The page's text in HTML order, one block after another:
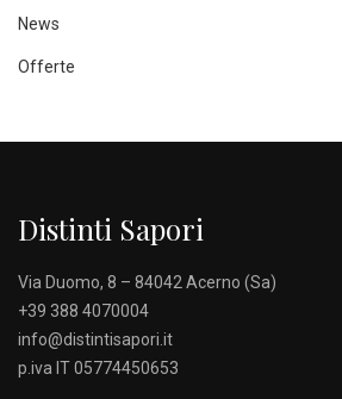
News
Offerte
Distinti Sapori
Via Duomo, 8 – 84042 Acerno (Sa)
+39 388 4070004
info@distintisapori.it
p.iva IT 05774450653